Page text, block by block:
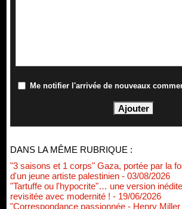
Me notifier l'arrivée de nouveaux
DANS LA MÊME RUBRIQUE :
"3 saisons et 1 corps" Gaza, portée par la
d'un jeune artiste palestinien - 03/08/2026
"Tartuffe ou l'hypocrite"… une version
revisitée avec modernité ! - 19/06/2026
"Correspondance passionnée - Henry